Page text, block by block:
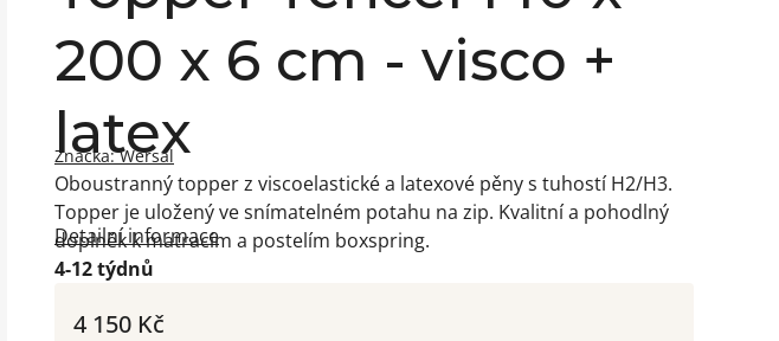
200 x 6 cm - visco +
latex
Značka:Wersal
4 150 Kč
4-12 týdnů
Oboustranný topper z viscoelastické a latexové pěny s tuhostí H2/H3.
Topper je uložený ve snímatelném potahu na zip. Kvalitní a pohodlný
doplněk k matracím a postelím boxspring.
Detailní informace